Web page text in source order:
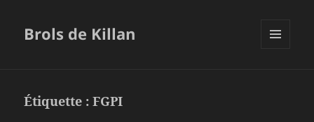
Brols de Killan
Étiquette :FGPI